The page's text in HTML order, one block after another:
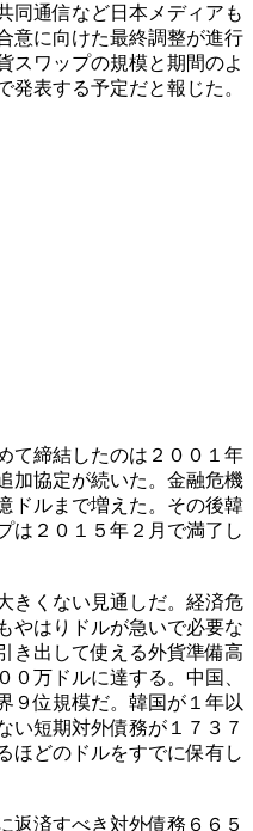
同通信など日本メディアも
意に向けた最終調整が進行
スワップの規模と期間のよ
発表する予定だと報じた。
て締結したのは２００１年
加協定が続いた。金融危機
ドルまで増えた。その後韓
は２０１５年２月で満了し
きくない見通しだ。経済危
やはりドルが急いで必要な
き出して使える外貨準備高
０万ドルに達する。中国、
９位規模だ。韓国が１年以
い短期対外債務が１７３７
ほどのドルをすでに保有し
返済すべき対外債務６６５